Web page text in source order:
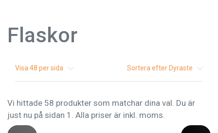
Flaskor
Visa48 per sida Sortera efter Dyraste
Vi hittade 58 produkter som matchar dina val. Du är
just nu på sidan 1. Alla priser är inkl. moms.